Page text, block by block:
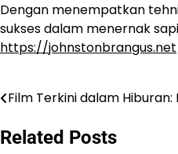
Dengan menempatkan
sukses dalam menernak
https://johnstonbrangus.net
Navigasi
pos
Film Terkini dalam
Related Posts